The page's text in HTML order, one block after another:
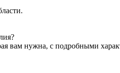
вам нужна, с подробными